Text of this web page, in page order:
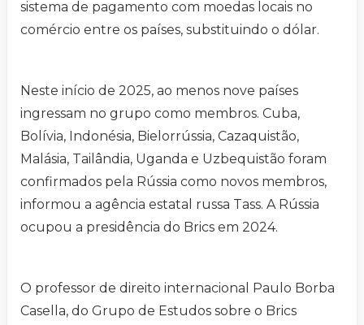
sistema de pagamento com moedas locais no
comércio entre os países, substituindo o dólar.
Neste início de 2025, ao menos nove países
ingressam no grupo como membros. Cuba,
Bolívia, Indonésia, Bielorrússia, Cazaquistão,
Malásia, Tailândia, Uganda e Uzbequistão foram
confirmados pela Rússia como novos membros,
informou a agência estatal russa Tass. A Rússia
ocupou a presidência do Brics em 2024.
O professor de direito internacional Paulo Borba
Casella, do Grupo de Estudos sobre o Brics